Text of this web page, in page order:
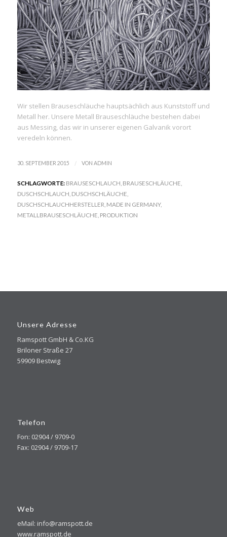
Wir stellen Brauseschläuche hauptsächlich aus Kunststoff und
Metall her. Unsere Metall Brauseschläuche bestehen dabei
aus Messing, das wir in unserer eigenen Galvanik vorort
veredeln können.
30. SEPTEMBER 2015 / VON ADMIN
SCHLAGWORTE: BRAUSESCHLAUCH BRAUSESCHLÄUCHE
DUSCHSCHLAUCH DUSCHSCHLÄUCHE
DUSCHSCHLAUCHHERSTELLER MADE IN GERMANY,
METALLBRAUSESCHLÄUCHE PRODUKTION
Unsere Adresse
Ramspott GmbH & Co.KG
Briloner Straße 27
59909 Bestwig
Telefon
Fon: 02904 / 9709-0
Fax: 02904 / 9709-17
Web
eMail: info@ramspott.de
www.ramspott.de